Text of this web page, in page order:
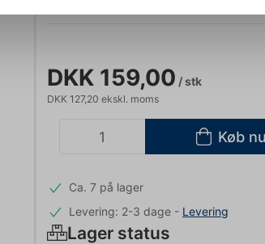
DKK 159,00 / stk
DKK 127,20 ekskl. moms
Køb nu
Ca. 7 på lager
Levering: 2-3 dage - Levering
Lager status